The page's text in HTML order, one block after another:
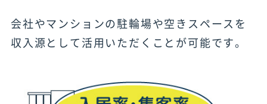
会社やマンションの駐輪場や空きスペースを
収入源として活用いただくことが可能です。